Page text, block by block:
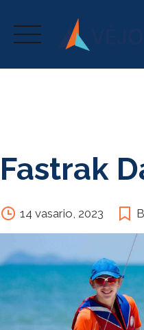
Fastrak
14 vasario, 2023